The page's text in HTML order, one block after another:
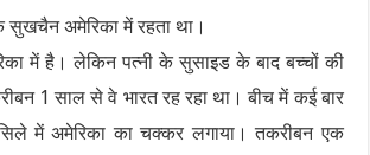
सुखचैन अमेरिका में रहता था।
में है। लेकिन पत्नी के सुसाइड के बाद बच्चों की
1 साल से वे भारत रह रहा था। बीच में कई बार
में अमेरिका का चक्कर लगाया। तकरीबन एक